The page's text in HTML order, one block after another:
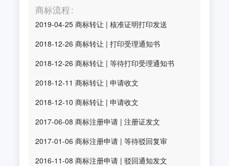
商标流程
2019-04-25 商标转让 | 核准证明打印发送
2018-12-26 商标转让 | 打印受理通知书
2018-12-26 商标转让 | 等待打印受理通知书
2018-12-11 商标转让 | 申请收文
2018-12-10 商标转让 | 申请收文
2017-06-08 商标注册申请| 注册证发文
2017-01-06 商标注册申请| 等待驳回复审
2016-11-08 商标注册申请| 驳回通知发文